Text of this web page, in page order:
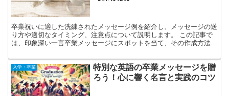
卒業祝いに適した洗練されたメッセージ例を紹介し、メッセージの送
り方や適切なタイミング、注意点について説明します。 この記事で
は、印象深い一言卒業メッセージにスポットを当て、その作成方法に
入学・卒業
特別な英語の卒業メッセージを贈
ろう！心に響く名言と実践のコツ